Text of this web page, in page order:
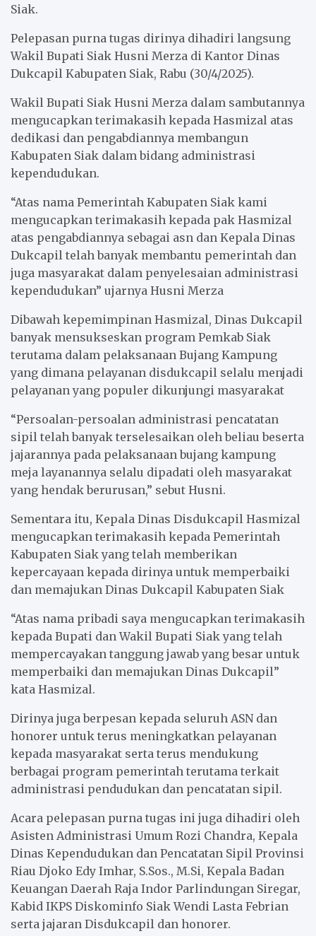
k
Siak.
Pelepasan purna tugas dirinya dihadiri langsung
Wakil Bupati Siak Husni Merza di Kantor Dinas
Dukcapil Kabupaten Siak, Rabu (30/4/2025).
Wakil Bupati Siak Husni Merza dalam sambutannya
mengucapkan terimakasih kepada Hasmizal atas
dedikasi dan pengabdiannya membangun
Kabupaten Siak dalam bidang administrasi
kependudukan.
“Atas nama Pemerintah Kabupaten Siak kami
mengucapkan terimakasih kepada pak Hasmizal
atas pengabdiannya sebagai asn dan Kepala Dinas
Dukcapil telah banyak membantu pemerintah dan
juga masyarakat dalam penyelesaian administrasi
kependudukan” ujarnya Husni Merza
Dibawah kepemimpinan Hasmizal, Dinas Dukcapil
banyak mensukseskan program Pemkab Siak
terutama dalam pelaksanaan Bujang Kampung
yang dimana pelayanan disdukcapil selalu menjadi
pelayanan yang populer dikunjungi masyarakat
“Persoalan-persoalan administrasi pencatatan
sipil telah banyak terselesaikan oleh beliau beserta
jajarannya pada pelaksanaan bujang kampung
meja layanannya selalu dipadati oleh masyarakat
yang hendak berurusan,” sebut Husni.
Sementara itu, Kepala Dinas Disdukcapil Hasmizal
mengucapkan terimakasih kepada Pemerintah
Kabupaten Siak yang telah memberikan
kepercayaan kepada dirinya untuk memperbaiki
dan memajukan Dinas Dukcapil Kabupaten Siak
“Atas nama pribadi saya mengucapkan terimakasih
kepada Bupati dan Wakil Bupati Siak yang telah
mempercayakan tanggung jawab yang besar untuk
memperbaiki dan memajukan Dinas Dukcapil”
kata Hasmizal.
Dirinya juga berpesan kepada seluruh ASN dan
honorer untuk terus meningkatkan pelayanan
kepada masyarakat serta terus mendukung
berbagai program pemerintah terutama terkait
administrasi pendudukan dan pencatatan sipil.
Acara pelepasan purna tugas ini juga dihadiri oleh
Asisten Administrasi Umum Rozi Chandra, Kepala
Dinas Kependudukan dan Pencatatan Sipil Provinsi
Riau Djoko Edy Imhar, S.Sos., M.Si, Kepala Badan
Keuangan Daerah Raja Indor Parlindungan Siregar,
Kabid IKPS Diskominfo Siak Wendi Lasta Febrian
serta jajaran Disdukcapil dan honorer.